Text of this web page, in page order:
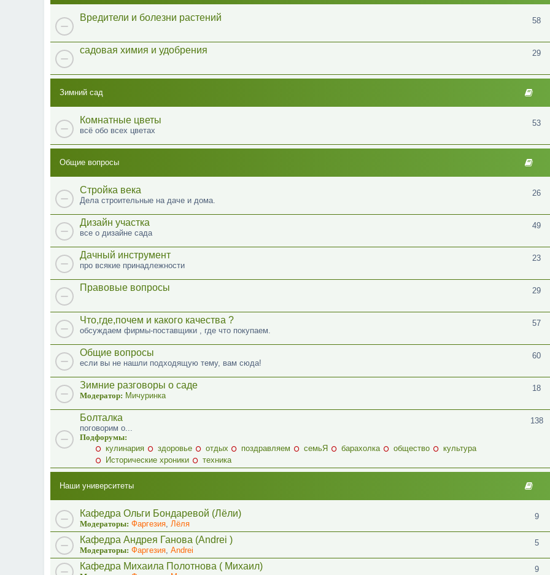
Вредители и болезни растений 58
садовая химия и удобрения 29
Зимний сад
Комнатные цветы
всё обо всех цветах
53
Общие вопросы
Стройка века
Дела строительные на даче и дома.
26
Дизайн участка
все о дизайне сада
49
Дачный инструмент
про всякие принадлежности
23
Правовые вопросы 29
Что,где,почем и какого качества ?
обсуждаем фирмы-поставщики , где что покупаем.
57
Общие вопросы
если вы не нашли подходящую тему, вам сюда!
60
Зимние разговоры о саде
Модератор: Мичуринка
18
Болталка
поговорим о...
Подфорумы:
кулинария
здоровье отдых поздравляем семьЯ барахолка общество
культура
Исторические хроники
техника
138
Наши университеты
Кафедра Ольги Бондаревой (Лёли)
Модераторы: Фаргезия, Лёля
9
Кафедра Андрея Ганова (Andrei )
Модераторы: Фаргезия, Andrei
5
Кафедра Михаила Полотнова ( Михаил) 9